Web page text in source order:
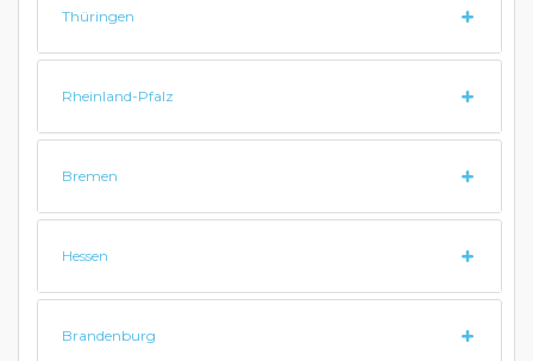
Thüringen
Rheinland-Pfalz
Bremen
Hessen
Brandenburg